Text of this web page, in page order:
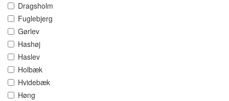
Dragsholm
Fuglebjerg
Gørlev
Hashøj
Haslev
Holbæk
Hvidebæk
Høng